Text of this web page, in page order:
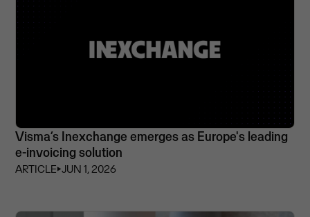
Visma’s Inexchange emerges as Europe's leading
e-invoicing solution
ARTICLE⏵JUN 1, 2026